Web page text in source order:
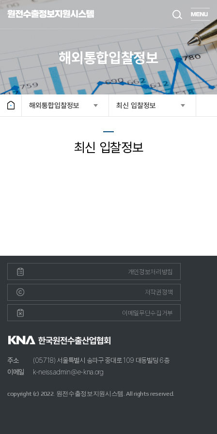
해외통합입찰정보
해외통합입찰정보 최신 입찰정보
최신 입찰정보
개인정보처리방침
저작권정책
이메일무단수집거부
주소
(05718) 서울특별시 송파구 중대로 109 대동빌딩 6층
이메일
k-neiss.admin@e-kna.org
copyright (c) 2022. 원전수출정보지원시스템. All rights reserved.